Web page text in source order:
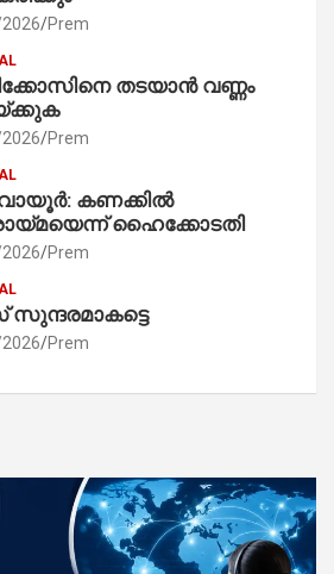
Prem
തടയാൻ വണ്ണം
Prem
കണക്കിൽ
ഹൈക്കോടതി
Prem
Prem